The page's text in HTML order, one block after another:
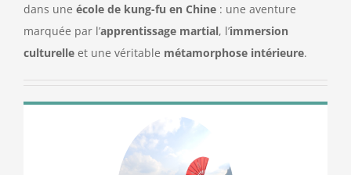
dans une école de kung-fu en Chine: une aventure
marquée par l’apprentissage martial, l’immersion
culturelleet une véritable métamorphose intérieure.